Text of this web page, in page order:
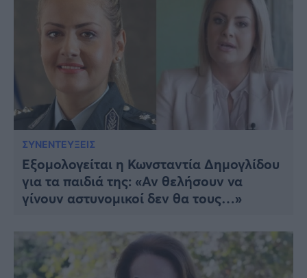
ΣΥΝΕΝΤΕΥΞΕΙΣ
Εξομολογείται η Κωνσταντία Δημογλίδου
για τα παιδιά της: «Αν θελήσουν να
γίνουν αστυνομικοί δεν θα τους…»